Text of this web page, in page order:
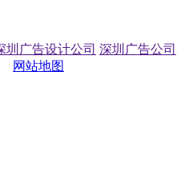
圳广告设计公司 深圳广告公司
网站地图